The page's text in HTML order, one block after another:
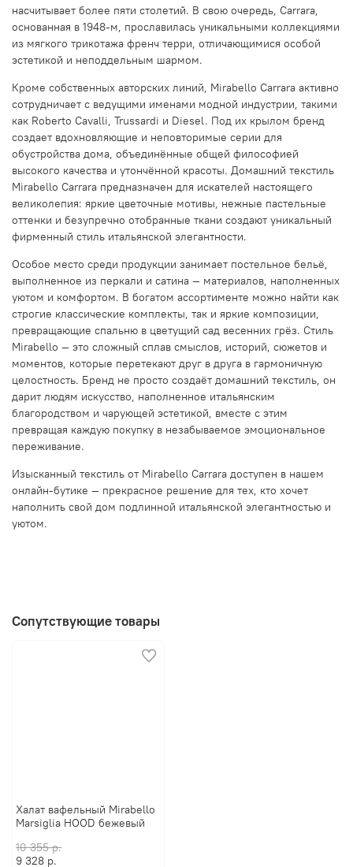
насчитывает более пяти столетий. В свою очередь, Carrara,
основанная в 1948-м, прославилась уникальными коллекциями
из мягкого трикотажа френч терри, отличающимися особой
эстетикой и неподдельным шармом.
Кроме собственных авторских линий, Mirabello Carrara активно
сотрудничает с ведущими именами модной индустрии, такими
как Roberto Cavalli, Trussardi и Diesel. Под их крылом бренд
создает вдохновляющие и неповторимые серии для
обустройства дома, объединённые общей философией
высокого качества и утончённой красоты. Домашний текстиль
Mirabello Carrara предназначен для искателей настоящего
великолепия: яркие цветочные мотивы, нежные пастельные
оттенки и безупречно отобранные ткани создают уникальный
фирменный стиль итальянской элегантности.
Особое место среди продукции занимает постельное бельё,
выполненное из перкали и сатина — материалов, наполненных
уютом и комфортом. В богатом ассортименте можно найти как
строгие классические комплекты, так и яркие композиции,
превращающие спальню в цветущий сад весенних грёз. Стиль
Mirabello — это сложный сплав смыслов, историй, сюжетов и
моментов, которые перетекают друг в друга в гармоничную
целостность. Бренд не просто создаёт домашний текстиль, он
дарит людям искусство, наполненное итальянским
благородством и чарующей эстетикой, вместе с этим
превращая каждую покупку в незабываемое эмоциональное
переживание.
Изысканный текстиль от Mirabello Carrara доступен в нашем
онлайн-бутике — прекрасное решение для тех, кто хочет
наполнить свой дом подлинной итальянской элегантностью и
уютом.
Сопутствующие товары
Халат вафельный Mirabello
Marsiglia HOOD бежевый
10 355 р.
9 328 р.